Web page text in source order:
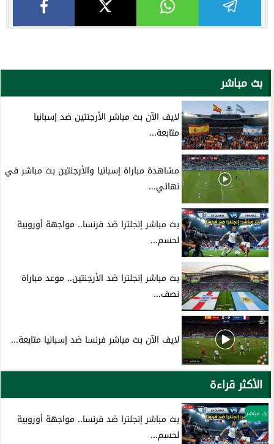
بث مباشر
لايف الآن بث مباشر الأرجنتين ضد إسبانيا
متابعة...
مشاهدة مباراة إسبانيا والأرجنتين بث مباشر في
نهائي...
بث مباشر إنجلترا ضد فرنسا.. مواجهة أوروبية
لحسم...
بث مباشر إنجلترا ضد الأرجنتين.. موعد مباراة
نصف...
لايف الآن بث مباشر فرنسا ضد إسبانيا متابعة...
الأكثر قراءة
بث مباشر
بث مباشر إنجلترا ضد فرنسا.. مواجهة أوروبية
لحسم...